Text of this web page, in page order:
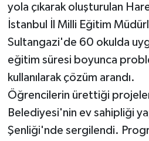
yola çıkarak oluşturulan
İstanbul İl Milli Eğitim
Sultangazi'de 60 okulda
eğitim süresi boyunca
kullanılarak çözüm arandı.
Öğrencilerin ürettiği
Belediyesi'nin ev sahipliği
Şenliği'nde sergilendi.